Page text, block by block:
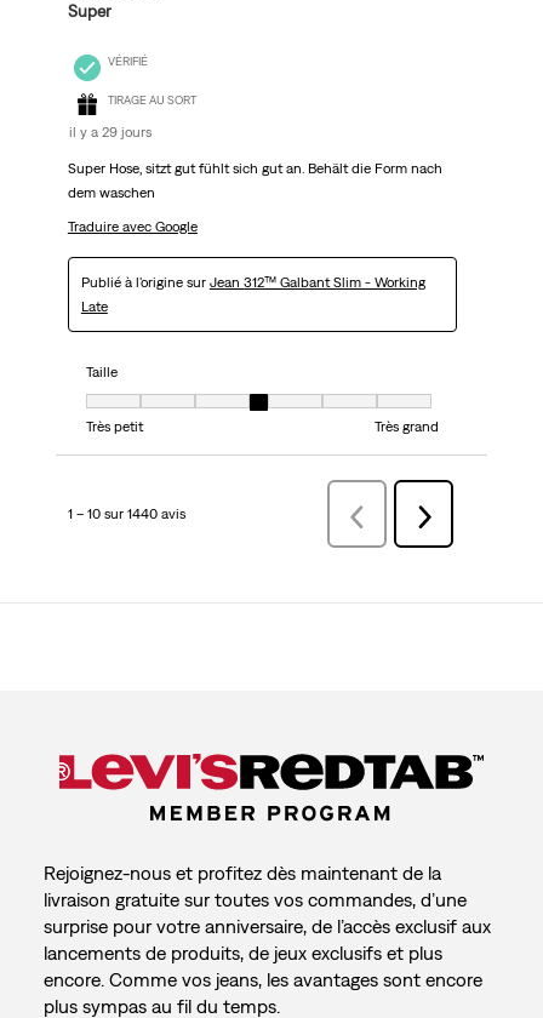
Super
VÉRIFIÉ
TIRAGE AU SORT
il y a 29 jours
Super Hose, sitzt gut fühlt sich gut an. Behält die Form nach
dem waschen
Traduire avec Google
Publié à l'origine sur Jean 312™ Galbant Slim - Working
Late
Taille
Taille, 4 sur 7, où 1 est égal à Très petit et 7 est égal à Très grand
Très petit
Très grand
1 – 10 sur 1440 avis PrécédentavisSuivant
avis
Rejoignez-nous et profitez dès maintenant de la
livraison gratuite sur toutes vos commandes, d’une
surprise pour votre anniversaire, de l’accès exclusif aux
lancements de produits, de jeux exclusifs et plus
encore. Comme vos jeans, les avantages sont encore
plus sympas au fil du temps.